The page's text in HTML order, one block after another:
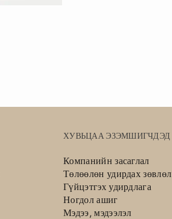
ХУВЬЦАА ЭЗЭМШИГЧДЭД
Компанийн засаглал
Төлөөлөн удирдах зөвлөл
Гүйцэтгэх удирдлага
Ногдол ашиг
Мэдээ, мэдээлэл